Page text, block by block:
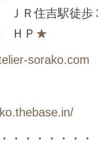
ＪＲ住吉駅徒歩
ＨＰ ★
sorako.com
・・・・・・・